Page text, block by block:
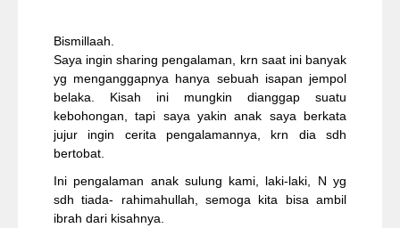
Bismillaah.
Saya ingin sharing pengalaman, krn saat ini banyak
yg menganggapnya hanya sebuah isapan jempol
belaka. Kisah ini mungkin dianggap suatu
kebohongan, tapi saya yakin anak saya berkata
jujur ingin cerita pengalamannya, krn dia sdh
bertobat.
Ini pengalaman anak sulung kami, laki-laki, N yg
sdh tiada- rahimahullah, semoga kita bisa ambil
ibrah dari kisahnya.